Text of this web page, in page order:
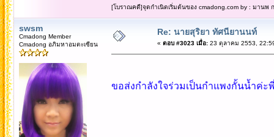
[โบราณคดี]จุดกำเนิดเริ่มต้นของ cmadong.com by : มานพ
swsm
Cmadong Member
Cmadong อภิมหาอมตะเซียน
Re: นายสุริยา ทัศนียานนท์
« ตอบ #3023 เมื่อ:23 ตุลาคม 2553,
ขอส่งกำลังใจร่วมเป็นกำแพงกั้นน้ำค่ะ